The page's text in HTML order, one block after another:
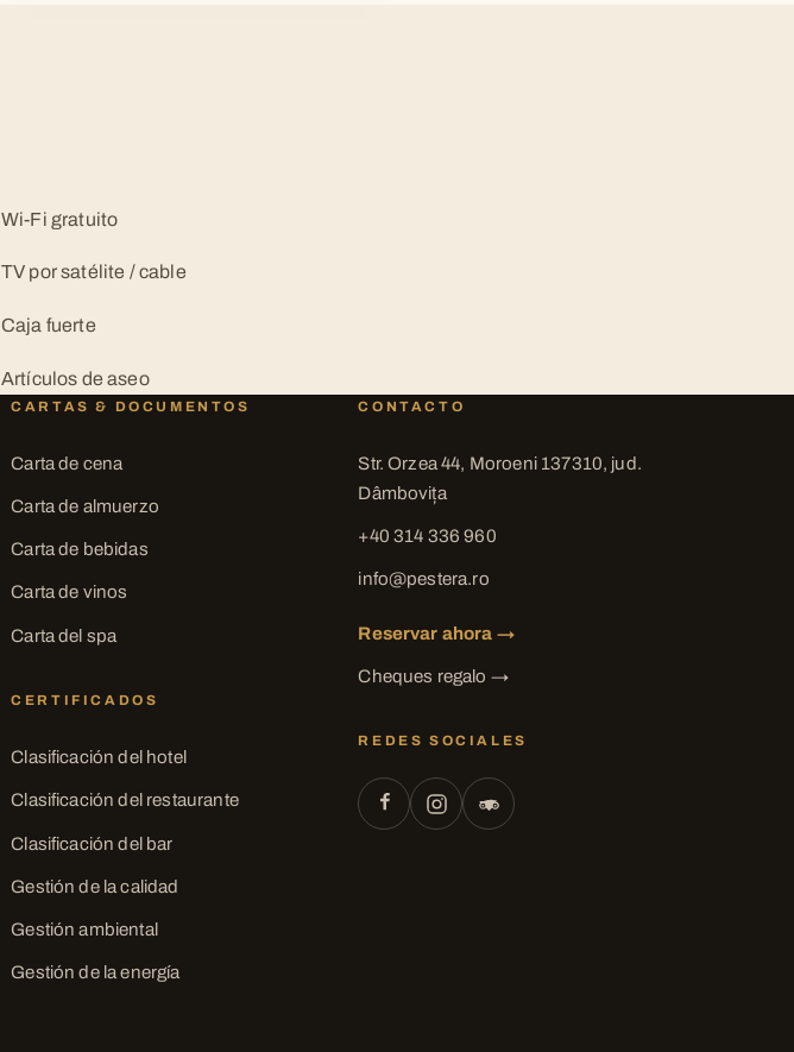
Wi-Fi gratuito
TV por satélite / cable
Caja fuerte
Artículos de aseo
CARTAS & DOCUMENTOS
Carta de cena
Carta de almuerzo
Carta de bebidas
Carta de vinos
Carta del spa
CERTIFICADOS
Clasificación del hotel
Clasificación del restaurante
Clasificación del bar
Gestión de la calidad
Gestión ambiental
Gestión de la energía
CONTACTO
Str. Orzea 44, Moroeni 137310, jud.
Dâmbovița
+40 314 336 960
info@pestera.ro
Reservar ahora →
Cheques regalo →
REDES SOCIALES